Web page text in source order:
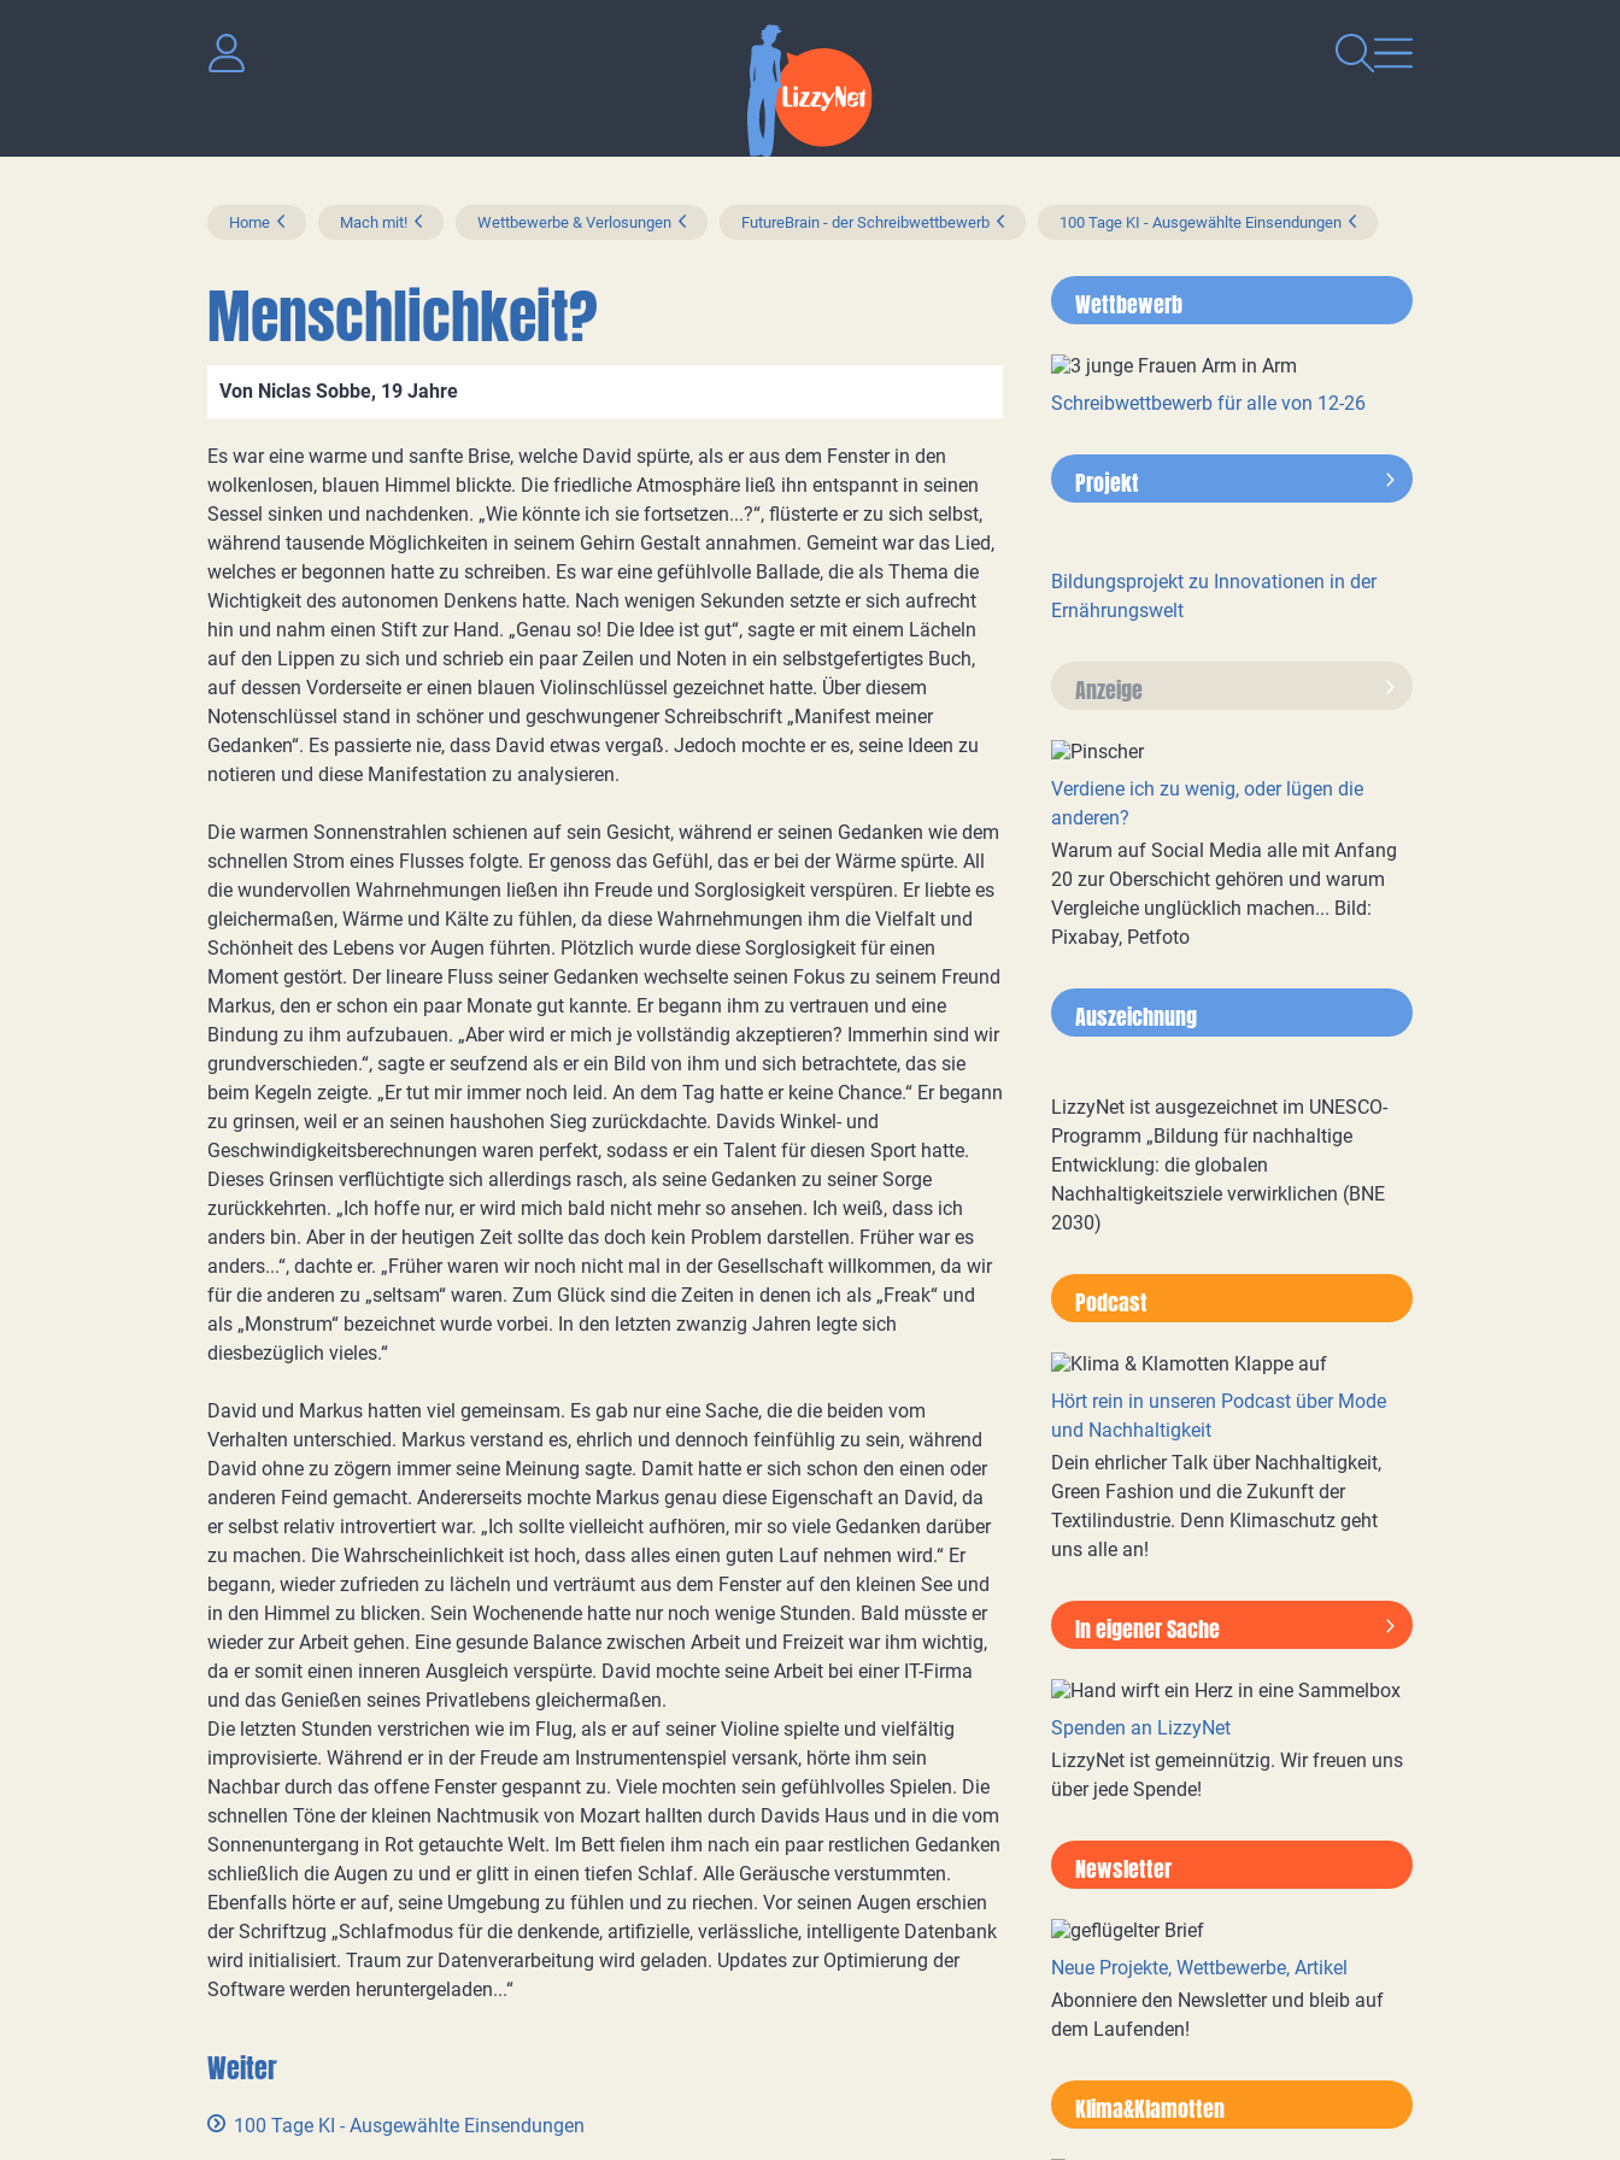
Home Mach mit! Wettbewerbe & Verlosungen FutureBrain - der Schreibwettbewerb 100 Tage KI - Ausgewählte Einsendungen
Menschlichkeit?
Von Niclas Sobbe, 19 Jahre
Es war eine warme und sanfte Brise, welche David spürte, als er aus dem Fenster in den
wolkenlosen, blauen Himmel blickte. Die friedliche Atmosphäre ließ ihn entspannt in seinen
Sessel sinken und nachdenken. „Wie könnte ich sie fortsetzen...?“, flüsterte er zu sich selbst,
während tausende Möglichkeiten in seinem Gehirn Gestalt annahmen. Gemeint war das Lied,
welches er begonnen hatte zu schreiben. Es war eine gefühlvolle Ballade, die als Thema die
Wichtigkeit des autonomen Denkens hatte. Nach wenigen Sekunden setzte er sich aufrecht
hin und nahm einen Stift zur Hand. „Genau so! Die Idee ist gut“, sagte er mit einem Lächeln
auf den Lippen zu sich und schrieb ein paar Zeilen und Noten in ein selbstgefertigtes Buch,
auf dessen Vorderseite er einen blauen Violinschlüssel gezeichnet hatte. Über diesem
Notenschlüssel stand in schöner und geschwungener Schreibschrift „Manifest meiner
Gedanken“. Es passierte nie, dass David etwas vergaß. Jedoch mochte er es, seine Ideen zu
notieren und diese Manifestation zu analysieren.
Die warmen Sonnenstrahlen schienen auf sein Gesicht, während er seinen Gedanken wie dem
schnellen Strom eines Flusses folgte. Er genoss das Gefühl, das er bei der Wärme spürte. All
die wundervollen Wahrnehmungen ließen ihn Freude und Sorglosigkeit verspüren. Er liebte es
gleichermaßen, Wärme und Kälte zu fühlen, da diese Wahrnehmungen ihm die Vielfalt und
Schönheit des Lebens vor Augen führten. Plötzlich wurde diese Sorglosigkeit für einen
Moment gestört. Der lineare Fluss seiner Gedanken wechselte seinen Fokus zu seinem Freund
Markus, den er schon ein paar Monate gut kannte. Er begann ihm zu vertrauen und eine
Bindung zu ihm aufzubauen. „Aber wird er mich je vollständig akzeptieren? Immerhin sind wir
grundverschieden.“, sagte er seufzend als er ein Bild von ihm und sich betrachtete, das sie
beim Kegeln zeigte. „Er tut mir immer noch leid. An dem Tag hatte er keine Chance.“ Er begann
zu grinsen, weil er an seinen haushohen Sieg zurückdachte. Davids Winkel- und
Geschwindigkeitsberechnungen waren perfekt, sodass er ein Talent für diesen Sport hatte.
Dieses Grinsen verflüchtigte sich allerdings rasch, als seine Gedanken zu seiner Sorge
zurückkehrten. „Ich hoffe nur, er wird mich bald nicht mehr so ansehen. Ich weiß, dass ich
anders bin. Aber in der heutigen Zeit sollte das doch kein Problem darstellen. Früher war es
anders...“, dachte er. „Früher waren wir noch nicht mal in der Gesellschaft willkommen, da wir
für die anderen zu „seltsam“ waren. Zum Glück sind die Zeiten in denen ich als „Freak“ und
als „Monstrum“ bezeichnet wurde vorbei. In den letzten zwanzig Jahren legte sich
diesbezüglich vieles.“
David und Markus hatten viel gemeinsam. Es gab nur eine Sache, die die beiden vom
Verhalten unterschied. Markus verstand es, ehrlich und dennoch feinfühlig zu sein, während
David ohne zu zögern immer seine Meinung sagte. Damit hatte er sich schon den einen oder
anderen Feind gemacht. Andererseits mochte Markus genau diese Eigenschaft an David, da
er selbst relativ introvertiert war. „Ich sollte vielleicht aufhören, mir so viele Gedanken darüber
zu machen. Die Wahrscheinlichkeit ist hoch, dass alles einen guten Lauf nehmen wird.“ Er
begann, wieder zufrieden zu lächeln und verträumt aus dem Fenster auf den kleinen See und
in den Himmel zu blicken. Sein Wochenende hatte nur noch wenige Stunden. Bald müsste er
wieder zur Arbeit gehen. Eine gesunde Balance zwischen Arbeit und Freizeit war ihm wichtig,
da er somit einen inneren Ausgleich verspürte. David mochte seine Arbeit bei einer IT-Firma
und das Genießen seines Privatlebens gleichermaßen.
Die letzten Stunden verstrichen wie im Flug, als er auf seiner Violine spielte und vielfältig
improvisierte. Während er in der Freude am Instrumentenspiel versank, hörte ihm sein
Nachbar durch das offene Fenster gespannt zu. Viele mochten sein gefühlvolles Spielen. Die
schnellen Töne der kleinen Nachtmusik von Mozart hallten durch Davids Haus und in die vom
Sonnenuntergang in Rot getauchte Welt. Im Bett fielen ihm nach ein paar restlichen Gedanken
schließlich die Augen zu und er glitt in einen tiefen Schlaf. Alle Geräusche verstummten.
Ebenfalls hörte er auf, seine Umgebung zu fühlen und zu riechen. Vor seinen Augen erschien
der Schriftzug „Schlafmodus für die denkende, artifizielle, verlässliche, intelligente Datenbank
wird initialisiert. Traum zur Datenverarbeitung wird geladen. Updates zur Optimierung der
Software werden heruntergeladen...“
Weiter
100 Tage KI - Ausgewählte Einsendungen
Wettbewerb
Schreibwettbewerb für alle von 12-26
Projekt
Bildungsprojekt zu Innovationen in der
Ernährungswelt
Anzeige
Verdiene ich zu wenig, oder lügen die
anderen?
Warum auf Social Media alle mit Anfang
20 zur Oberschicht gehören und warum
Vergleiche unglücklich machen... Bild:
Pixabay, Petfoto
Auszeichnung
LizzyNet ist ausgezeichnet im UNESCO-
Programm „Bildung für nachhaltige
Entwicklung: die globalen
Nachhaltigkeitsziele verwirklichen (BNE
2030)
Podcast
Hört rein in unseren Podcast über Mode
und Nachhaltigkeit
Dein ehrlicher Talk über Nachhaltigkeit,
Green Fashion und die Zukunft der
Textilindustrie. Denn Klimaschutz geht
uns alle an!
In eigener Sache
Spenden an LizzyNet
LizzyNet ist gemeinnützig. Wir freuen uns
über jede Spende!
Newsletter
Neue Projekte, Wettbewerbe, Artikel
Abonniere den Newsletter und bleib auf
dem Laufenden!
Klima&Klamotten